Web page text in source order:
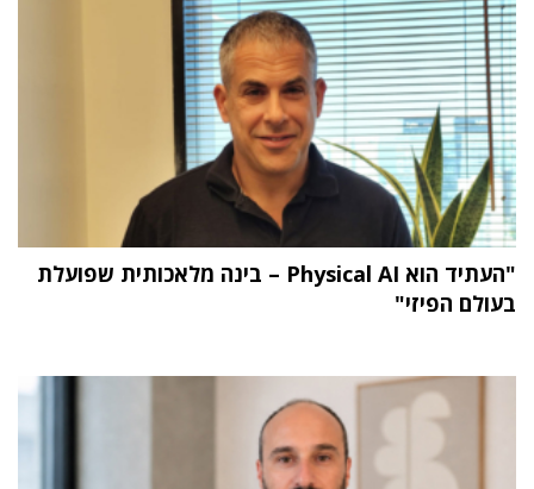
"העתיד הוא Physical AI – בינה מלאכותית שפועלת
בעולם הפיזי"